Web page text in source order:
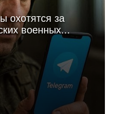
охотятся за
военных...